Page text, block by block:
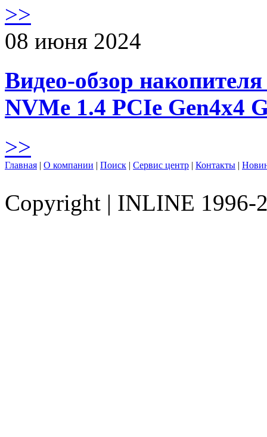
>>
08 июня 2024
Видео-обзор
NVMe 1.4 PCIe Gen4х4
>>
Главная | О компании | Поиск | Сервис центр | Контакты |
Copyright | INLINE 1996-